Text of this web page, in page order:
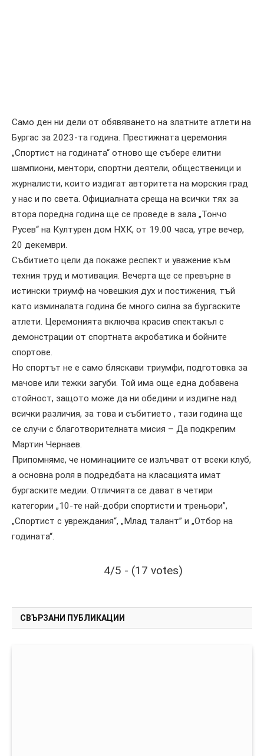
Само ден ни дели от обявяването на златните атлети на
Бургас за 2023-та година. Престижната церемония
„Спортист на годината“ отново ще събере елитни
шампиони, ментори, спортни деятели, общественици и
журналисти, които издигат авторитета на морския град
у нас и по света. Официалната среща на всички тях за
втора поредна година ще се проведе в зала „Тончо
Русев“ на Културен дом НХК, от 19.00 часа, утре вечер,
20 декември.
Събитието цели да покаже респект и уважение към
техния труд и мотивация. Вечерта ще се превърне в
истински триумф на човешкия дух и постижения, тъй
като изминалата година бе много силна за бургаските
атлети. Церемонията включва красив спектакъл с
демонстрации от спортната акробатика и бойните
спортове.
Но спортът не е само бляскави триумфи, подготовка за
мачове или тежки загуби. Той има още една добавена
стойност, защото може да ни обедини и издигне над
всички различия, за това и събитието , тази година ще
се случи с благотворителната мисия – Да подкрепим
Мартин Чернаев.
Припомняме, че номинациите се излъчват от всеки клуб,
а основна роля в подредбата на класацията имат
бургаските медии. Отличията се дават в четири
категории „10-те най-добри спортисти и треньори”,
„Спортист с увреждания“, „Млад талант” и „Отбор на
годината“.
4/5 - (17 votes)
СВЪРЗАНИ ПУБЛИКАЦИИ